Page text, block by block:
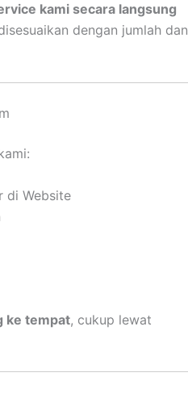
kami secara langsung
dengan jumlah dan
di Website
ke tempat, cukup lewat